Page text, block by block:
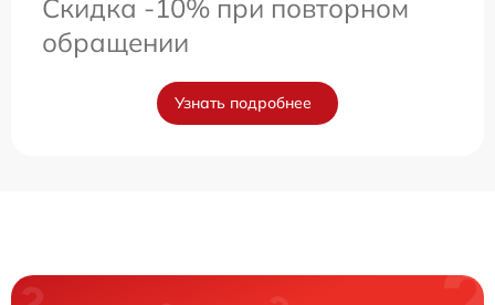
Скидка -10% при повторном
обращении
Узнать подробнее